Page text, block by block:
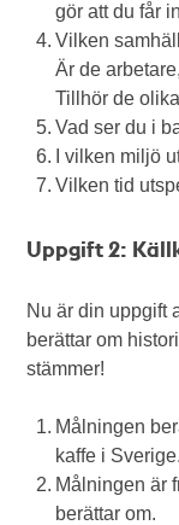
gör att du får
Vilken
Är de
Tillhör de
Vad ser du i
I vilken miljö
Vilken tid
Uppgift 2:
Nu är din uppgift
berättar om
stämmer!
Målningen
kaffe i Sverige.
Målningen är
berättar om.